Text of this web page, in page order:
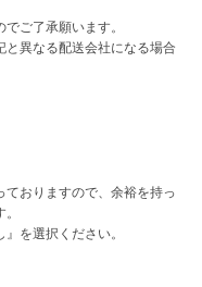
ご了承願います。
と異なる配送会社になる場合
おりますので、余裕を持っ
を選択ください。